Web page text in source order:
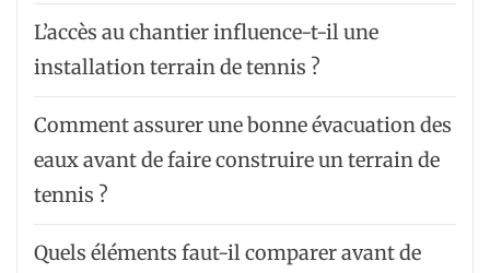
L’accès au chantier influence-t-il une
installation terrain de tennis ?
Comment assurer une bonne évacuation des
eaux avant de faire construire un terrain de
tennis ?
Quels éléments faut-il comparer avant de